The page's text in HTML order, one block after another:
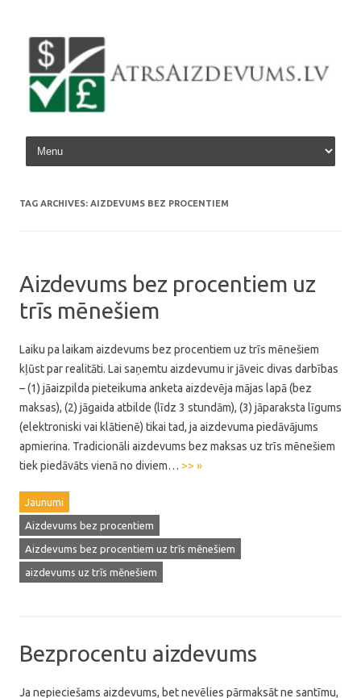
Skip to content
TAG ARCHIVES: AIZDEVUMS BEZ PROCENTIEM
Aizdevums bez procentiem uz
trīs mēnešiem
Laiku pa laikam aizdevums bez procentiem uz trīs mēnešiem
kļūst par realitāti. Lai saņemtu aizdevumu ir jāveic divas darbības
– (1) jāaizpilda pieteikuma anketa aizdevēja mājas lapā (bez
maksas), (2) jāgaida atbilde (līdz 3 stundām), (3) jāparaksta līgums
(elektroniski vai klātienē) tikai tad, ja aizdevuma piedāvājums
apmierina. Tradicionāli aizdevums bez maksas uz trīs mēnešiem
tiek piedāvāts vienā no diviem… >> »
Jaunumi
Aizdevums bez procentiem
Aizdevums bez procentiem uz trīs mēnešiem
aizdevums uz trīs mēnešiem
Bezprocentu aizdevums
Ja nepieciešams aizdevums, bet nevēlies pārmaksāt ne santīmu,